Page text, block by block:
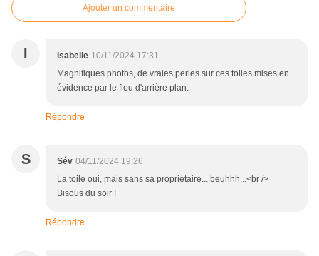
Ajouter un commentaire
I Isabelle 10/11/2024 17:31
Magnifiques photos, de vraies perles sur ces toiles mises en
évidence par le flou d'arrière plan.
Répondre
S Sév 04/11/2024 19:26
La toile oui, mais sans sa propriétaire... beuhhh...<br />
Bisous du soir !
Répondre